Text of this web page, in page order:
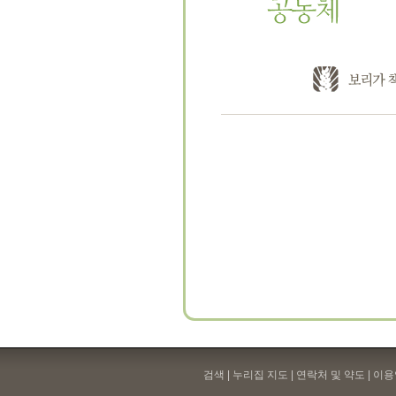
검색 | 누리집 지도 | 연락처 및 약도 | 이